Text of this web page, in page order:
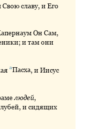
Свою славу, и Его
Он Сам,
и там они
аПасха , и Иисус
людей,
и сидящих